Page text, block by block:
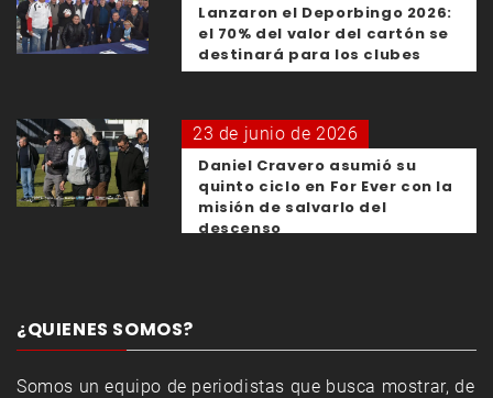
Lanzaron el Deporbingo 2026:
el 70% del valor del cartón se
destinará para los clubes
23 de junio de 2026
Daniel Cravero asumió su
quinto ciclo en For Ever con la
misión de salvarlo del
descenso
¿QUIENES SOMOS?
Somos un equipo de periodistas que busca mostrar, de